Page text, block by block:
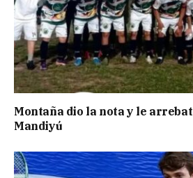
Montaña dio la nota y le
Mandiyú